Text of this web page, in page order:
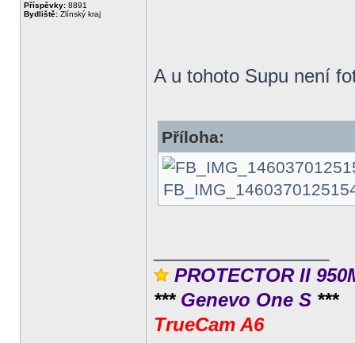
Příspěvky: 8891
Bydliště: Zlínský kraj
A u tohoto Supu není
Příloha:
PROTECTOR II
***Genevo One S ***
TrueCam A6